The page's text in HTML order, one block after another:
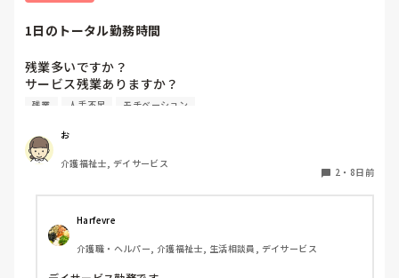
はしゃいでる時点で、子供っぽいって、思いません？
と思います。
大人っぽいにこだわり持ち過ぎて、楽しく無いならやらなくて
そこに、こだわり持てば、迷走するでしょうね。　大人っぽい
にこだわるのは、第3者であって、当事者は、そこにこだわり
持ってる人、何人いてるのかな？私も、同じ悩み持ってました
ん。が、私の行き着いた結果です。
それ見て言うのは、客観的に見てる、第3者か、主宰する側の
意見や印象の問題であって、当事者はそこにこだわる？？
しく説明出来ず、すみません。お役に立てたら幸いです。
1日のトータル勤務時間
残業多いですか？
サービス残業ありますか？
1日に何時間くらい働いていますか？
残業 人手不足 モチベーション
お
介護福祉士, デイサービス
2 ・ 8日前
Harfevre
介護職・ヘルパー, 介護福祉士, 生活相談員, デイサービス